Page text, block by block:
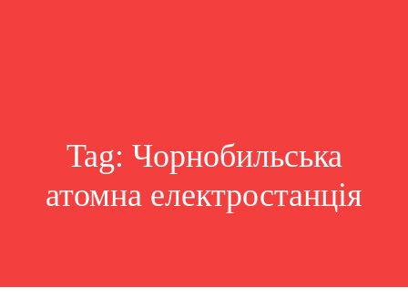
Tag: Чорнобильська
атомна електростанція